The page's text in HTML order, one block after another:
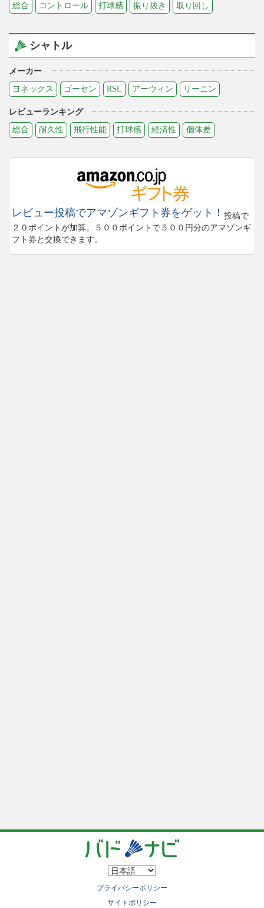
総合
コントロール 打球感 振り抜き 取り回し
シャトル
メーカー
ヨネックス
ゴーセン RSL アーウィン リーニン
レビューランキング
総合
耐久性 飛行性能 打球感 経済性 個体差
レビュー投稿でアマゾンギフト券をゲット！ 投稿で
２０ポイントが加算。５００ポイントで５００円分のアマゾンギ
フト券と交換できます。
プライバシーポリシー
サイトポリシー